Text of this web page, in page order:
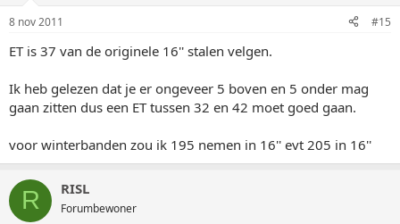
8 nov 2011 #15
ET is 37 van de originele 16'' stalen velgen.
Ik heb gelezen dat je er ongeveer 5 boven en 5 onder mag
gaan zitten dus een ET tussen 32 en 42 moet goed gaan.
voor winterbanden zou ik 195 nemen in 16'' evt 205 in 16''
R RISL
Forumbewoner